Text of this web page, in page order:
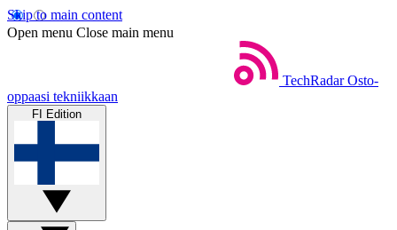
Skip to main content
Open menu Close main menu
TechRadar Osto-
oppaasi tekniikkaan
FI Edition